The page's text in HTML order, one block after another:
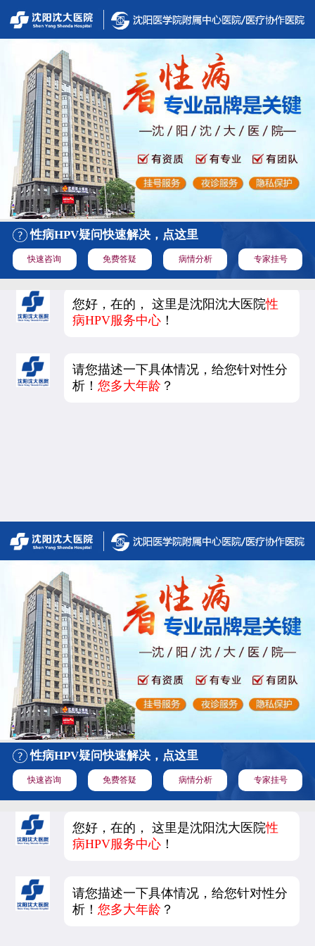
性病HPV疑问快速解决，点这里
快速咨询 免费答疑 病情分析 专家挂号
您好，在的， 这里是沈阳沈大医院性
病HPV服务中心 ！
请您描述一下具体情况，给您针对性分
析！您多大年龄 ？
性病HPV疑问快速解决，点这里
快速咨询 免费答疑 病情分析 专家挂号
您好，在的， 这里是沈阳沈大医院性
病HPV服务中心 ！
请您描述一下具体情况，给您针对性分
析！您多大年龄 ？